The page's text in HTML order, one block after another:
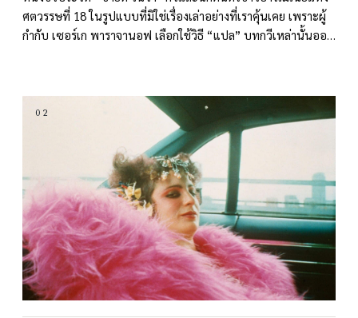
ศตวรรษที่ 18 ในรูปแบบที่มิใช่เรื่องเล่าอย่างที่เราคุ้นเคย เพราะผู้
กำกับ เซอร์เก พาราจานอฟ เลือกใช้วิธี “แปล” บทกวีเหล่านั้นออก
02